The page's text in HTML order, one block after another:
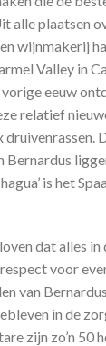
alle plaatsen
wijnmakerij
Valley in
vorige eeuw
relatief
is het
dat alles in
voor
van
in de
zijn zo’n 50